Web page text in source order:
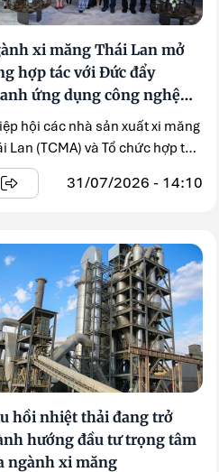
xi măng Thái Lan mở
hợp tác với Đức đẩy
ứng dụng công nghệ
thấp
hội các nhà sản xuất xi măng
Lan (TCMA) và Tổ chức hợp tác
31/07/2026 - 14:10
hồi nhiệt thải đang trở
hướng đầu tư trọng tâm
ngành xi măng